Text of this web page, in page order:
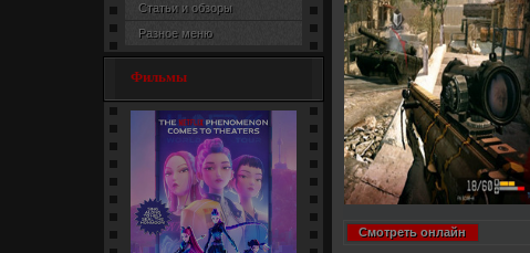
Статьи и обзоры
Разное меню
Фильмы
Смотреть онлайн